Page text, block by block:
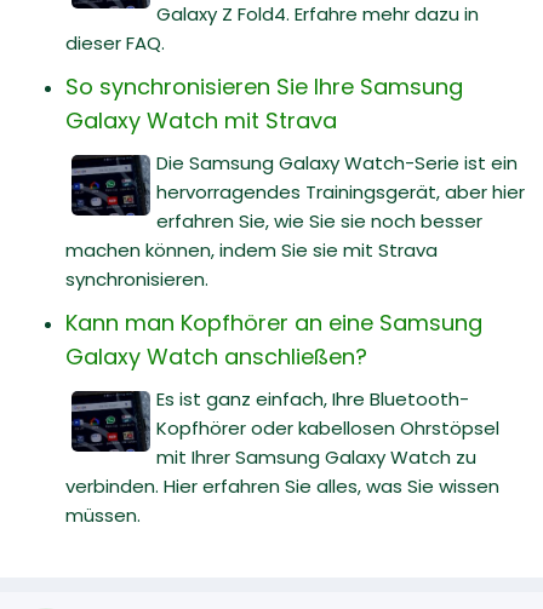
Galaxy Z Fold4. Erfahre mehr dazu in
dieser FAQ.
So synchronisieren Sie Ihre Samsung
Galaxy Watch mit Strava
Die Samsung Galaxy Watch-Serie ist ein
hervorragendes Trainingsgerät, aber hier
erfahren Sie, wie Sie sie noch besser
machen können, indem Sie sie mit Strava
synchronisieren.
Kann man Kopfhörer an eine Samsung
Galaxy Watch anschließen?
Es ist ganz einfach, Ihre Bluetooth-
Kopfhörer oder kabellosen Ohrstöpsel
mit Ihrer Samsung Galaxy Watch zu
verbinden. Hier erfahren Sie alles, was Sie wissen
müssen.